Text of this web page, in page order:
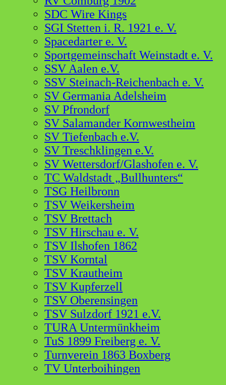
SDC Wire Kings
SGI Stetten i. R. 1921 e. V.
Spacedarter e. V.
Sportgemeinschaft Weinstadt e. V.
SSV Aalen e.V.
SSV Steinach-Reichenbach e. V.
SV Germania Adelsheim
SV Pfrondorf
SV Salamander Kornwestheim
SV Tiefenbach e.V.
SV Treschklingen e.V.
SV Wettersdorf/Glashofen e. V.
TC Waldstadt „Bullhunters“
TSG Heilbronn
TSV Weikersheim
TSV Brettach
TSV Hirschau e. V.
TSV Ilshofen 1862
TSV Korntal
TSV Krautheim
TSV Kupferzell
TSV Oberensingen
TSV Sulzdorf 1921 e.V.
TURA Untermünkheim
TuS 1899 Freiberg e. V.
Turnverein 1863 Boxberg
TV Unterboihingen